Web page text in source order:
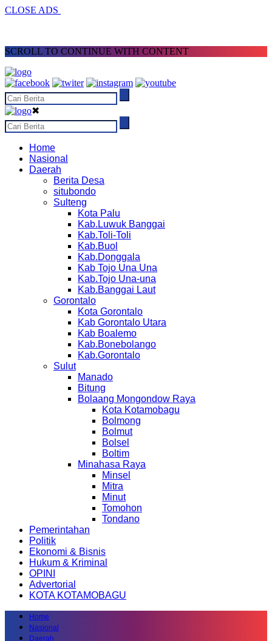
CLOSE ADS
SCROLL TO CONTINUE WITH CONTENT
✖
Home
Nasional
Daerah
Berita Desa
situbondo
Sulteng
Kota Palu
Kab.Luwuk Banggai
Kab.Toli-Toli
Kab.Buol
Kab.Donggala
Kab Tojo Una Una
Kab.Tojo Una-una
Kab.Banggai Laut
Gorontalo
Kota Gorontalo
Kab Gorontalo Utara
Kab Boalemo
Kab.Bonebolango
Kab.Gorontalo
Sulut
Manado
Bitung
Bolaang Mongondow Raya
Kota Kotamobagu
Bolmong
Bolmut
Bolsel
Boltim
Minahasa Raya
Minsel
Mitra
Minut
Tomohon
Tondano
Pemerintahan
Politik
Ekonomi & Bisnis
Hukum & Kriminal
OPINI
Advertorial
KOTA KOTAMOBAGU
Home
Nasional
Daerah